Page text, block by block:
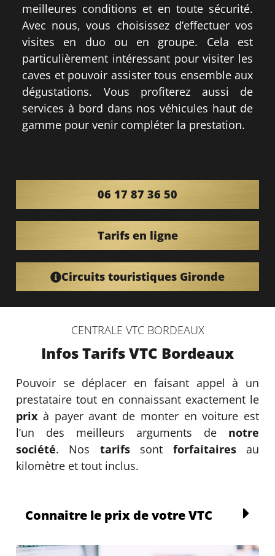
meilleures conditions et en toute sécurité.
Avec nous, vous choisissez d’effectuer vos
visites en duo ou en groupe. Cela est
particulièrement intéressant pour visiter les
caves et pouvoir assister tous ensemble aux
dégustations. Vous profiterez aussi de
services à bord dans nos véhicules haut de
gamme pour venir compléter la prestation.
06 17 87 36 50
Tarifs en ligne
Circuits touristiques Gironde
CENTRALE VTC BORDEAUX
Infos Tarifs VTC Bordeaux
Pouvoir se déplacer en faisant appel à un
prestataire tout en connaissant exactement le
prix à payer avant de monter en voiture est
l’un des meilleurs arguments de notre
société. Nos tarifssont forfaitairesau
kilomètre et tout inclus.
Connaitre le prix de votre VTC